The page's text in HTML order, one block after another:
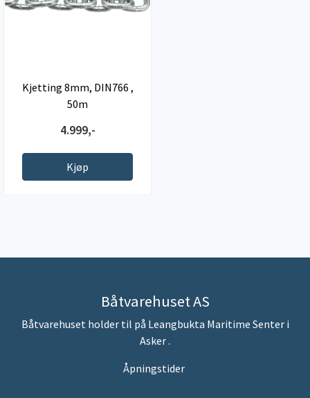
Kjetting 8mm, DIN766 ,
50m
4.999,-
Kjøp
Båtvarehuset AS
Båtvarehuset holder til på Leangbukta Maritime Senter i
Asker .
Åpningstider